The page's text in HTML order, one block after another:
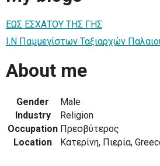
ΕΩΣ ΕΣΧΑΤΟΥ ΤΗΣ ΓΗΣ
Ι.Ν Παμμεγίστων Ταξιαρχών
About me
Gender
Male
Industry
Religion
Occupation Πρεσβύτερος
Location
Κατερίνη, Πιερία,